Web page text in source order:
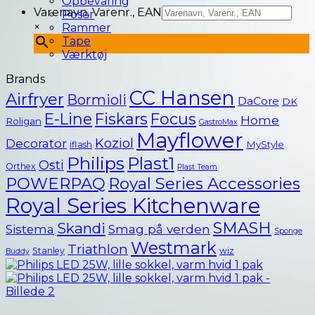
Varenavn, Varenr., EAN
×
Poser
Rammer
Tape
Værktøj
Brands
Airfryer Bormioli CC Hansen DaCore DK
Roligan E-Line Fiskars Focus GastroMax Home
Decorator iflash Koziol Mayflower MyStyle
Orthex Osti Philips Plast1 Plast Team
POWERPAQ Royal Series Accessories
Royal Series Kitchenware
Sistema Skandi Smag på verden SMASH Sponge
Buddy Stanley Triathlon Westmark wiz